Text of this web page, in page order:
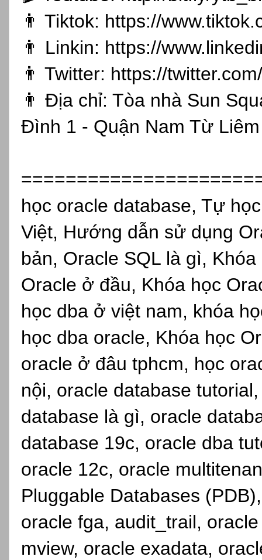
👨 Tiktok: https://
👨 Linkin: https://
👨 Twitter: https://
👨 Địa chỉ: Tòa nhà Sun
Đình 1 - Quận Nam Từ Liêm
học oracle database, Tự
Việt, Hướng dẫn sử dụng
bản, Oracle SQL là gì,
Oracle ở đầu, Khóa học
học dba ở việt nam, khóa
học dba oracle, Khóa học
oracle ở đâu tphcm, học
nội, oracle database
database là gì, oracle
database 19c, oracle dba
oracle 12c, oracle
Pluggable Databases
oracle fga, audit_trail,
mview, oracle exadata,